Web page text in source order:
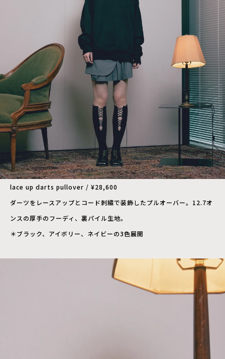
lace up darts pullover / ¥28,600
ダーツをレースアップとコード刺繡で装飾したプルオーバー。12.7オ
ンスの厚手のフーディ、裏パイル生地。
＊ブラック、アイボリー、ネイビーの3色展開